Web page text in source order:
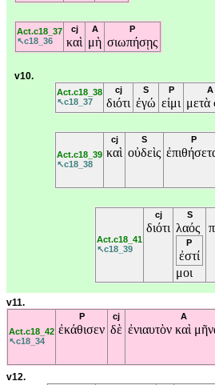
Act.c18_37
↖c18_36
cj
καὶ
A
μὴ
P
σιωπήσῃς
v10.
Act.c18_38
↖c18_37
cj
διότι
S
ἐγώ
P
εἰμι
A
μετὰ
Act.c18_39
↖c18_38
cj
καὶ
S
οὐδεὶς
P
Act.c18_41
↖c18_39
cj
διότι
S
λαός
P
ἐστί
μοι
v11.
Act.c18_42
↖c18_34
P
ἐκάθισεν
cj
δὲ
A
ἐνιαυτὸν καὶ
v12.